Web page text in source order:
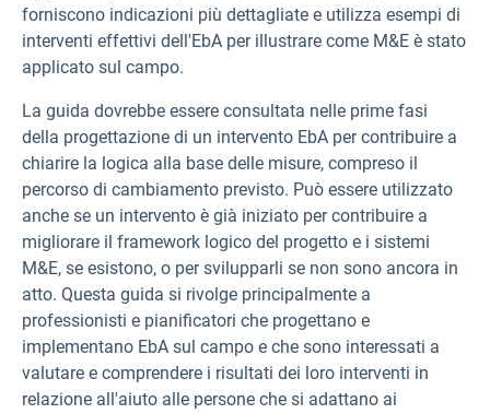
forniscono indicazioni più dettagliate e utilizza esempi di
interventi effettivi dell'EbA per illustrare come M&E è stato
applicato sul campo.
La guida dovrebbe essere consultata nelle prime fasi
della progettazione di un intervento EbA per contribuire a
chiarire la logica alla base delle misure, compreso il
percorso di cambiamento previsto. Può essere utilizzato
anche se un intervento è già iniziato per contribuire a
migliorare il framework logico del progetto e i sistemi
M&E, se esistono, o per svilupparli se non sono ancora in
atto. Questa guida si rivolge principalmente a
professionisti e pianificatori che progettano e
implementano EbA sul campo e che sono interessati a
valutare e comprendere i risultati dei loro interventi in
relazione all'aiuto alle persone che si adattano ai